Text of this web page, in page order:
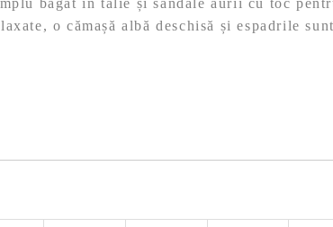
o cămașă albă deschisă și espadrile